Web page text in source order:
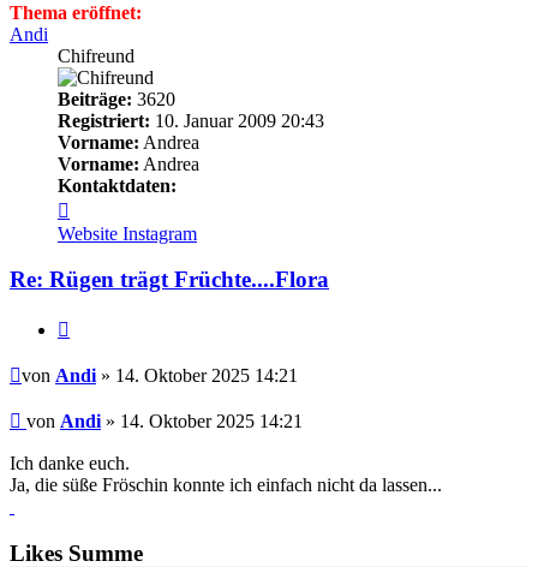
Thema eröffnet:
Andi
Chifreund
Beiträge: 3620
Registriert: 10. Januar 2009 20:43
Vorname: Andrea
Vorname: Andrea
Kontaktdaten:
von
Andi
Website Instagram
Re: Rügen trägt Früchte....Flora
Beitrag
von Andi » 14. Oktober 2025 14:21
Beitrag
von Andi » 14. Oktober 2025 14:21
Ich danke euch.
Ja, die süße Fröschin konnte ich einfach nicht da lassen...
Likes Summe